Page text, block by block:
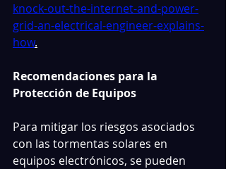
knock-out-the-internet-and-power-
grid-an-electrical-engineer-explains-
how.
Recomendaciones para la
Protección de Equipos
Para mitigar los riesgos asociados
con las tormentas solares en
equipos electrónicos, se pueden